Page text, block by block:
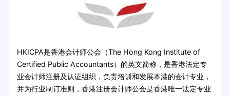
HKICPA是香港会计师公会（The Hong Kong Institute of
Certified Public Accountants）的英文简称，是香港法定专
业会计师注册及认证组织，负责培训和发展本港的会计专业，
并为行业制订准则，香港注册会计师公会是香港唯一法定专业